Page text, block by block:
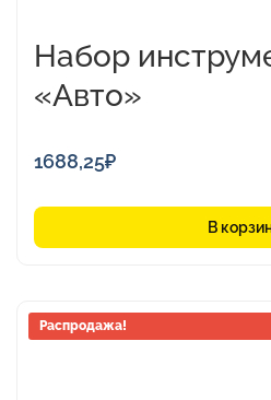
Набор
«Авто»
1688,25₽
В
Распродажа!